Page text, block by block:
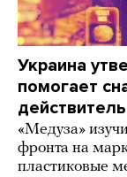
Украина
помогает
«Медуза»
фронта на
пластиковые